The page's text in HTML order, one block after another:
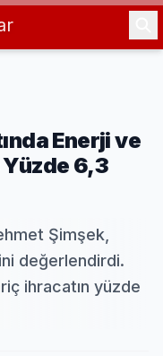
Enerji ve
6,3
Şimşek,
değerlendirdi.
ihracatın yüzde